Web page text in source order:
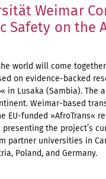
Weimar
Safety on the
world will come
on evidence-backed
in Lusaka (Sambia).
Weimar-based
EU-funded »AfroTrans«
the project’s
partner universities in
Poland, and Germany.